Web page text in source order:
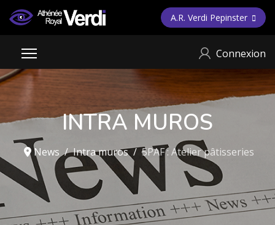
A.R. Verdi Pepinster
Connexion
INTRA MUROS
News Intra muros 5PAF : Atelier pâtisseries